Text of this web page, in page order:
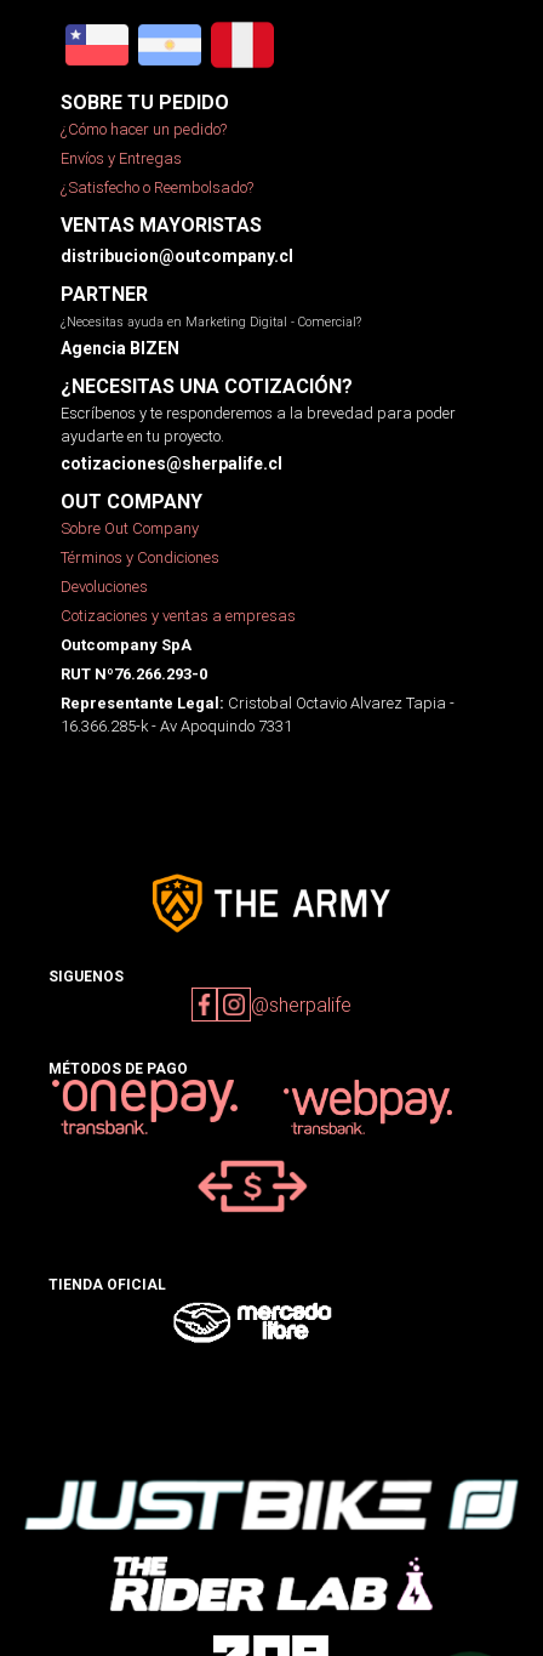
SOBRE TU PEDIDO
¿Cómo hacer un pedido?
Envíos y Entregas
¿Satisfecho o Reembolsado?
VENTAS MAYORISTAS
distribucion@outcompany.cl
PARTNER
¿Necesitas ayuda en Marketing Digital - Comercial?
Agencia BIZEN
¿NECESITAS UNA COTIZACIÓN?
Escríbenos y te responderemos a la brevedad para poder
ayudarte en tu proyecto.
cotizaciones@sherpalife.cl
OUT COMPANY
Sobre Out Company
Términos y Condiciones
Devoluciones
Cotizaciones y ventas a empresas
Outcompany SpA
RUT Nº76.266.293-0
Representante Legal: Cristobal Octavio Alvarez Tapia -
16.366.285-k - Av Apoquindo 7331
SIGUENOS
@sherpalife
MÉTODOS DE PAGO
TIENDA OFICIAL